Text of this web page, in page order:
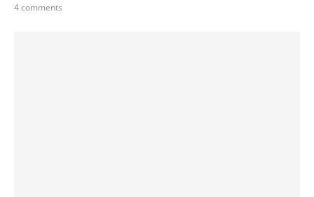
4 comments